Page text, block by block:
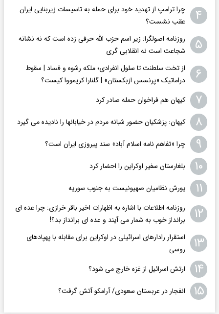
۴
چرا ترامپ از تهدید خود برای حمله به تاسیسات زیربنایی ایران
عقب نشست؟
۵
روزنامه اصولگرا: زیر اسم حزب الله حرفی زده است که نه نشانه
شجاعت است نه انقلابی گری
۶
از تخت سلطنت تا سلول انفرادی؛ ملکه رشوه و فساد | سقوط
دراماتیک «پرنسس ازبکستان» | گلنارا کریمووا کیست؟
۷ کیهان هم فراخوان حمله صادر کرد
۸ کیهان: پزشکیان حضور شبانه مردم در خیابانها را نادیده می گیرد
۹ چرا «تفاهم نامه اسلام آباد» سند پیروزی ایران است؟
۱۰ بلغارستان سفیر اوکراین را احضار کرد
۱۱ یورش نظامیان صهیونیست به جنوب سوریه
۱۲
روزنامه اطلاعات با اشاره به اظهارات اخیر باقر خرازی: چرا عده ای
برانداز خوب به شمار می آیند و عده ای برانداز بد؟!
۱۳
استقرار رادارهای اسرائیلی در اوکراین برای مقابله با پهپادهای
روسی
۱۴ ارتش اسرائیل از غزه خارج می شود؟
۱۵ انفجار در عربستان سعودی/ آرامکو آتش گرفت؟